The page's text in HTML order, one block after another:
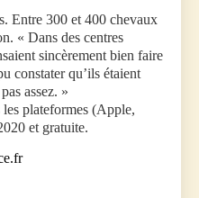
Entre 300 et 400 chevaux
« Dans des centres
sincèrement bien faire
constater qu’ils étaient
assez. »
plateformes (Apple,
et gratuite.